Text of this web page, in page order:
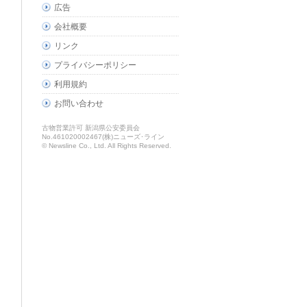
広告
会社概要
リンク
プライバシーポリシー
利用規約
お問い合わせ
古物営業許可 新潟県公安委員会
No.461020002467(株)ニューズ･ライン
© Newsline Co., Ltd. All Rights Reserved.